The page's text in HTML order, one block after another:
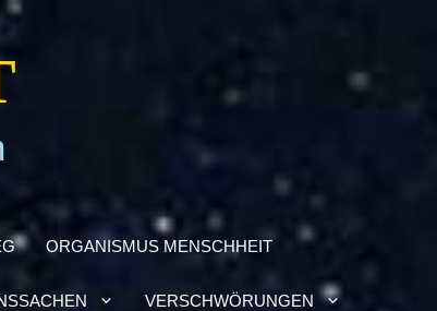
ORGA­NIS­MUS MENSCH­HEIT
VER­SCHWÖ­RUN­GEN